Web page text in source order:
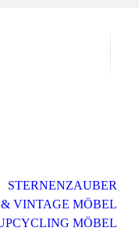
STERNENZAUBER
VINTAGE MÖBEL
MÖBEL